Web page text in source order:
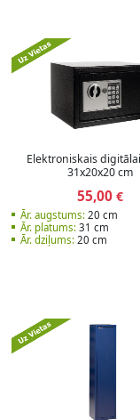
Elektroniskais
31x20x20 cm
55,00 €
Ār. augstums:20 cm
Ār. platums:31 cm
Ār. dziļums:20 cm